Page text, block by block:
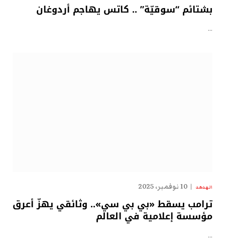
بشتائم “سوقيّة” .. كاتس يهاجم أردوغان
…
الهدهد 10 نوفمبر، 2025
ترامب يسقط «بي بي سي».. وثائقي يهزّ أعرق
مؤسسة إعلامية في العالم
…